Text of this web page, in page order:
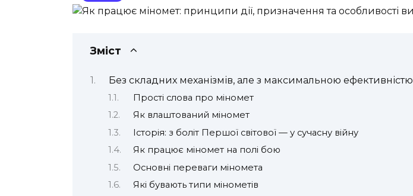
Зміст
Без складних механізмів, але з максимальною ефективністю
Прості слова про міномет
Як влаштований міномет
Історія: з боліт Першої світової — у сучасну війну
Як працює міномет на полі бою
Основні переваги міномета
Які бувають типи мінометів